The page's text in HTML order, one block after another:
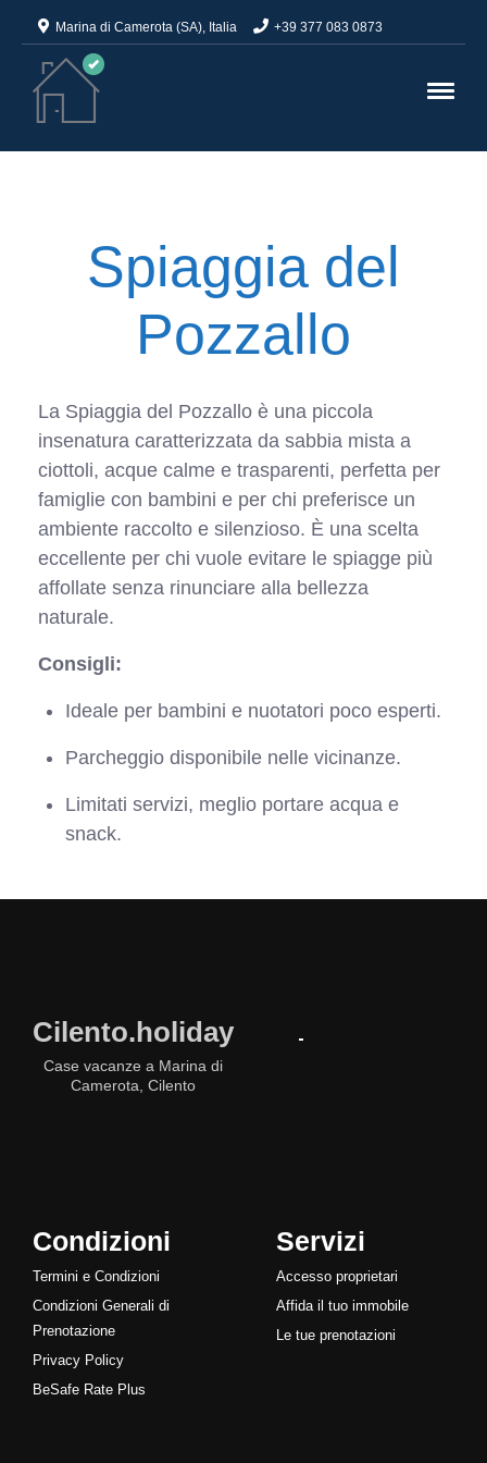
Marina di Camerota (SA), Italia +39 377 083 0873
Spiaggia del
Pozzallo
La Spiaggia del Pozzallo è una piccola
insenatura caratterizzata da sabbia mista a
ciottoli, acque calme e trasparenti, perfetta per
famiglie con bambini e per chi preferisce un
ambiente raccolto e silenzioso. È una scelta
eccellente per chi vuole evitare le spiagge più
affollate senza rinunciare alla bellezza
naturale.
Consigli:
Ideale per bambini e nuotatori poco esperti.
Parcheggio disponibile nelle vicinanze.
Limitati servizi, meglio portare acqua e
snack.
Cilento.holiday
Case vacanze a Marina di
Camerota, Cilento
Condizioni
Termini e Condizioni
Condizioni Generali di
Prenotazione
Privacy Policy
BeSafe Rate Plus
Servizi
Accesso proprietari
Affida il tuo immobile
Le tue prenotazioni